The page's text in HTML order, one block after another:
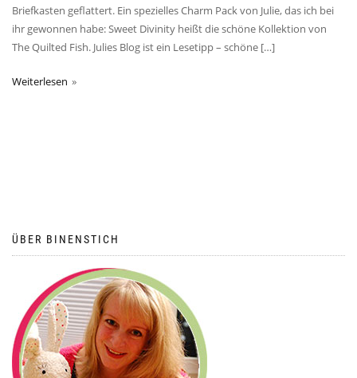
Briefkasten geflattert. Ein spezielles Charm Pack von Julie, das ich bei
ihr gewonnen habe: Sweet Divinity heißt die schöne Kollektion von
The Quilted Fish. Julies Blog ist ein Lesetipp – schöne […]
Weiterlesen
ÜBER BINENSTICH